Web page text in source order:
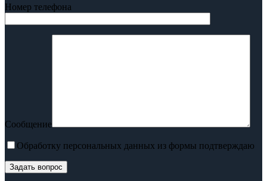
Номер телефона
Сообщение
Обработку персональных данных из формы подтверждаю